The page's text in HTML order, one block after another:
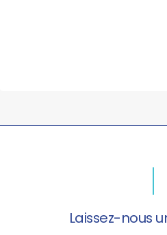
Laissez-nous